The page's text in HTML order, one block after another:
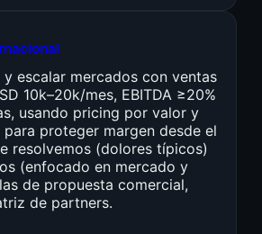
escalar mercados con ventas
10k–20k/mes, EBITDA ≥20%
usando pricing por valor y
proteger margen desde el
resolvemos (dolores típicos)
(enfocado en mercado y
de propuesta comercial,
de partners.